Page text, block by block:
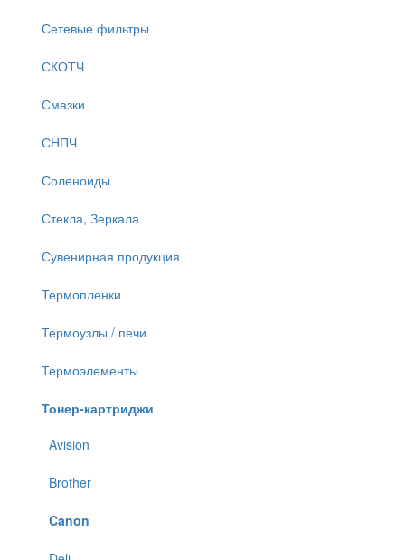
Сетевые фильтры
СКОТЧ
Смазки
СНПЧ
Соленоиды
Стекла, Зеркала
Сувенирная продукция
Термопленки
Термоузлы / печи
Термоэлементы
Тонер-картриджи
Avision
Brother
Canon